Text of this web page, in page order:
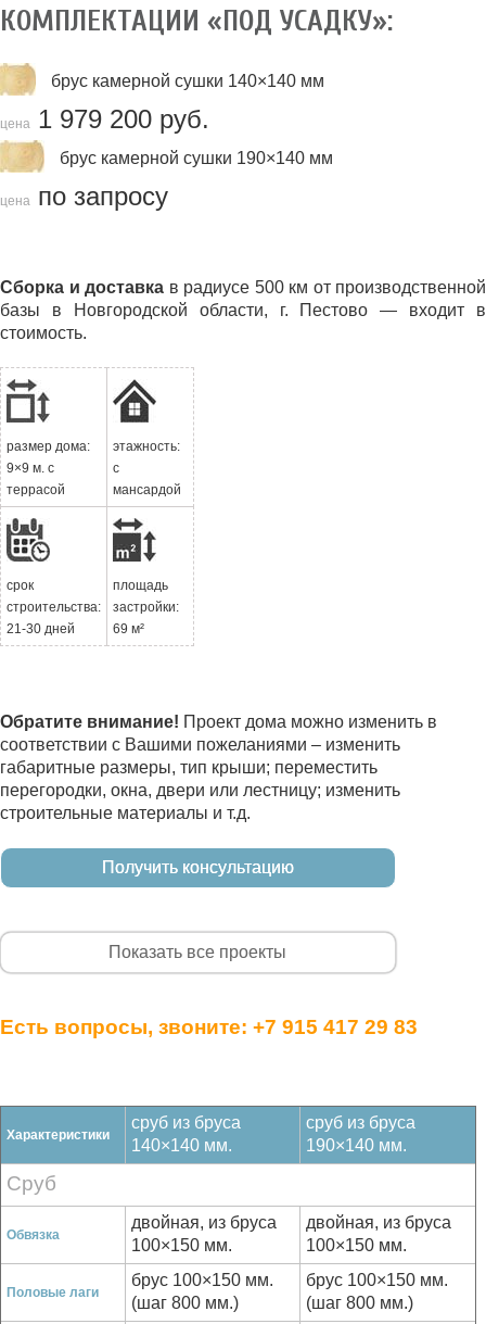
КОМПЛЕКТАЦИИ «ПОД УСАДКУ»:
брус камерной сушки 140×140 мм
цена 1 979 200 руб.
брус камерной сушки 190×140 мм
цена по запросу
Сборка и доставка в радиусе 500 км от производственной
базы в Новгородской области, г. Пестово — входит в
стоимость.
размер дома:
9×9 м. с
террасой
этажность:
с
мансардой
срок
строительства:
21-30 дней
площадь
застройки:
69 м²
Обратите внимание! Проект дома можно изменить в
соответствии с Вашими пожеланиями – изменить
габаритные размеры, тип крыши; переместить
перегородки, окна, двери или лестницу; изменить
строительные материалы и т.д.
Получить консультацию
Показать все проекты
Есть вопросы, звоните: +7 915 417 29 83
Характеристики
сруб из бруса
140×140 мм.
сруб из бруса
190×140 мм.
Сруб
Обвязка
двойная, из бруса
100×150 мм.
двойная, из бруса
100×150 мм.
Половые лаги
брус 100×150 мм.
(шаг 800 мм.)
брус 100×150 мм.
(шаг 800 мм.)